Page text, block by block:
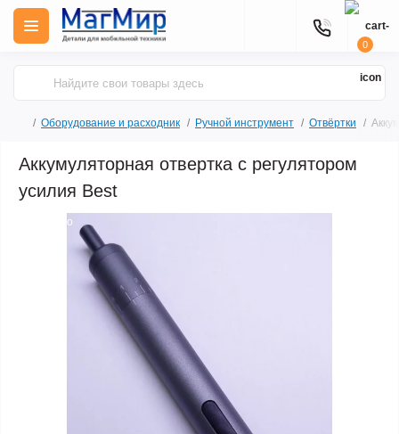
0
Оборудование и расходник Ручной инструмент Отвёртки
Аккумуляторная отвертка с регулятором
усилия Best
Продано